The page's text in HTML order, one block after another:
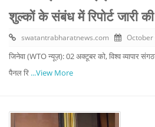
शुल्कों के संबंध में रिपोर्ट जारी की
swatantrabharatnews.com October
जिनेवा (WTO न्यूज़): 02 अक्टूबर को, विश्व व्यापार
पैनल रि ...View More